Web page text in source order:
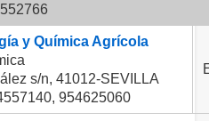
y Química Agrícola
s/n, 41012-SEVILLA
954625060